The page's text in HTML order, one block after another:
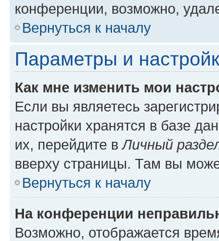
конференции, возможно,
Вернуться к началу
Параметры и
Как мне изменить мои
Если вы являетесь
настройки хранятся в базе
их, перейдите вЛичный
вверху страницы. Там вы
Вернуться к началу
На конференции
Возможно, отображается